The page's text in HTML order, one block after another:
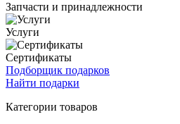
Запчасти и принадлежности
Услуги
Сертификаты
Подборщик подарков
Найти подарки
Категории товаров